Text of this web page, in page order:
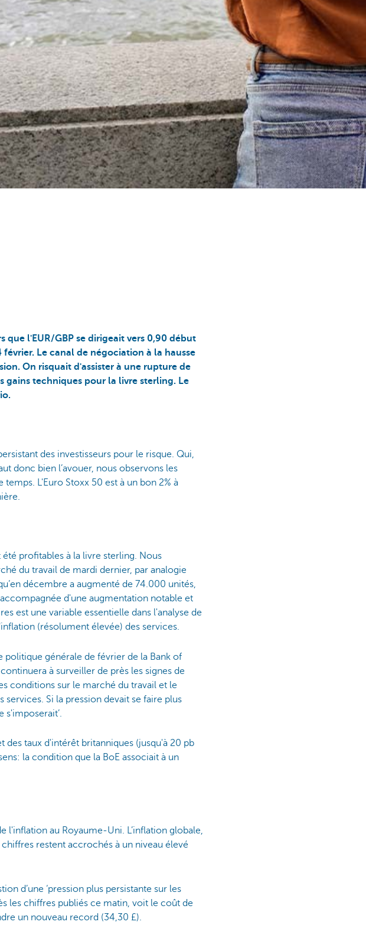
que l'EUR/GBP se dirigeait vers 0,90 début
Le canal de négociation à la hausse
On risquait d'assister à une rupture de
gains techniques pour la livre sterling. Le
des investisseurs pour le risque. Qui,
donc bien l’avouer, nous observons les
L'Euro Stoxx 50 est à un bon 2% à
profitables à la livre sterling. Nous
du travail de mardi dernier, par analogie
décembre a augmenté de 74.000 unités,
d'une augmentation notable et
est une variable essentielle dans l'analyse de
(résolument élevée) des services.
politique générale de février de la Bank of
à surveiller de près les signes de
conditions sur le marché du travail et le
Si la pression devait se faire plus
s'imposerait’.
des taux d'intérêt britanniques (jusqu'à 20 pb
la condition que la BoE associait à un
l'inflation au Royaume-Uni. L’inflation globale,
restent accrochés à un niveau élevé
d’une ‘pression plus persistante sur les
les chiffres publiés ce matin, voit le coût de
un nouveau record (34,30 £).